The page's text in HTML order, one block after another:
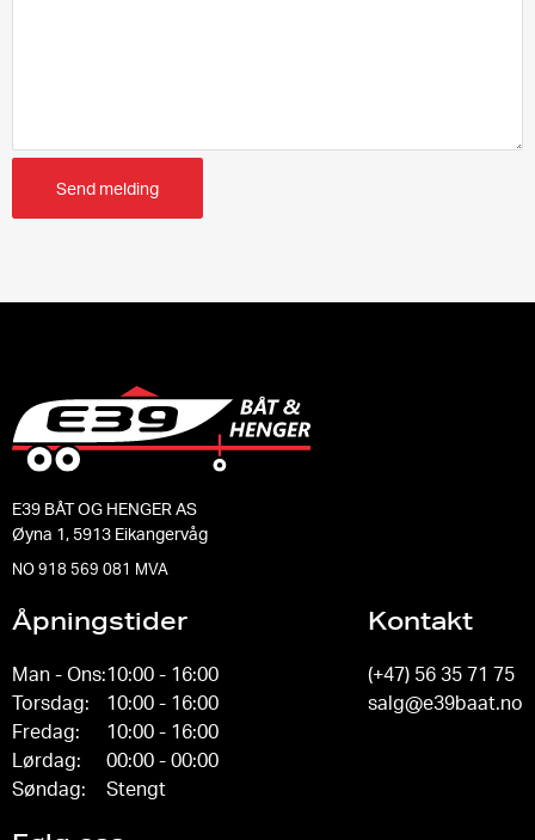
Send melding
E39 BÅT OG HENGER AS
Øyna 1, 5913 Eikangervåg
NO 918 569 081 MVA
Åpningstider
Man - Ons:10:00 - 16:00
Torsdag:
10:00 - 16:00
Fredag:
10:00 - 16:00
Lørdag:
00:00 - 00:00
Søndag:
Stengt
Kontakt
(+47) 56 35 71 75
salg@e39baat.no